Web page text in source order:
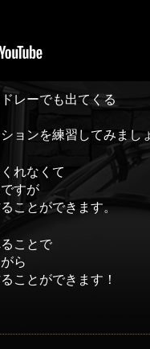
レーでも出てくる
ョンを練習してみまし
れなくて
すが
ことができます。
ことで
ら
ことができます！